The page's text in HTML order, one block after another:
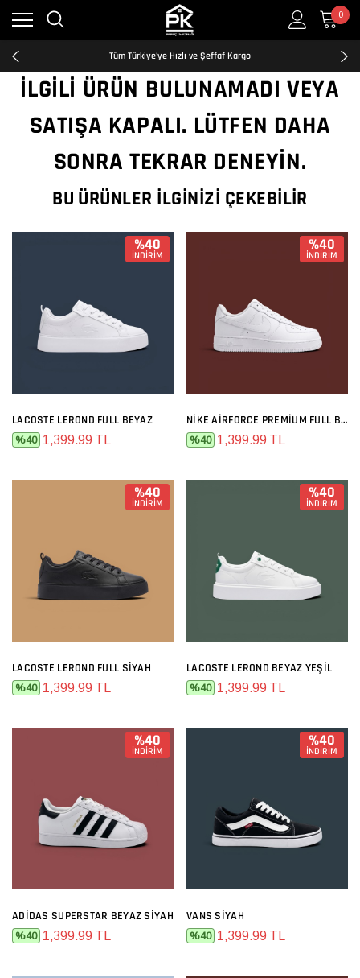
0
Kredi Kartına Taksit İmkanı
2500₺ ve Üzeri Ücretsiz Kargo
Tüm Türkiye'ye Hızlı ve Şeffaf Kargo
Kredi Kartına Taksit İmkanı
2500₺ ve Üzeri Ücretsiz Kargo
Kredi Kartına Taksit İmkanı
İLGILI ÜRÜN BULUNAMADI VEYA
SATIŞA KAPALI. LÜTFEN DAHA
SONRA TEKRAR DENEYIN.
BU ÜRÜNLER İLGINIZI ÇEKEBILIR
%40
İNDİRİM
LACOSTE LEROND FULL BEYAZ
%40 1,399.99 TL
%40
İNDİRİM
NIKE AIRFORCE PREMIUM FULL BEYAZ
%40 1,399.99 TL
%40
İNDİRİM
LACOSTE LEROND FULL SIYAH
%40 1,399.99 TL
%40
İNDİRİM
LACOSTE LEROND BEYAZ YEŞIL
%40 1,399.99 TL
%40
İNDİRİM
ADIDAS SUPERSTAR BEYAZ SIYAH
%40 1,399.99 TL
%40
İNDİRİM
VANS SIYAH
%40 1,399.99 TL